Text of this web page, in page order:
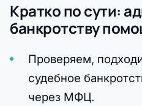
Кратко по сути:
банкротству
Проверяем,
судебное
через МФЦ.